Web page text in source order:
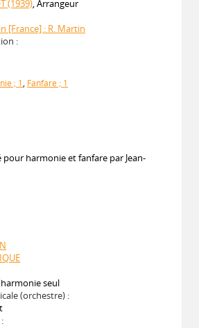
(1939), Arrangeur
[France] : R. Martin
:
; 1, Fanfare ; 1
pour harmonie et fanfare par Jean-
seul
(orchestre) :